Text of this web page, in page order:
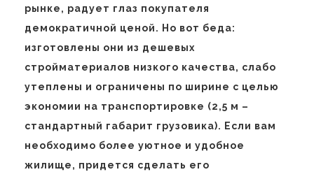
рынке, радует глаз покупателя
демократичной ценой. Но вот беда:
изготовлены они из дешевых
стройматериалов низкого качества, слабо
утеплены и ограничены по ширине с целью
экономии на транспортировке (2,5 м –
стандартный габарит грузовика). Если вам
необходимо более уютное и удобное
жилище, придется сделать его